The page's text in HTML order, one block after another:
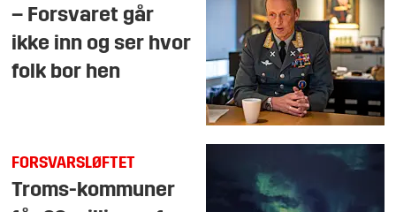
– Forsvaret går
ikke inn og ser hvor
folk bor hen
FORSVARSLØFTET
Troms-kommuner